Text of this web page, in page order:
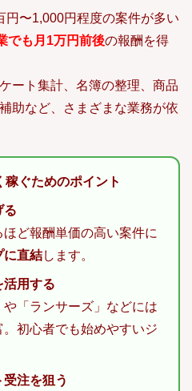
円〜1,000円程度の案件が多い
でも月1万円前後の報酬を得
ート集計、名簿の整理、商品
助など、さまざまな業務が依
ぐためのポイント
る
ど報酬単価の高い案件に
に直結します。
活用する
や「ランサーズ」などには
初心者でも始めやすいジ
注を狙う